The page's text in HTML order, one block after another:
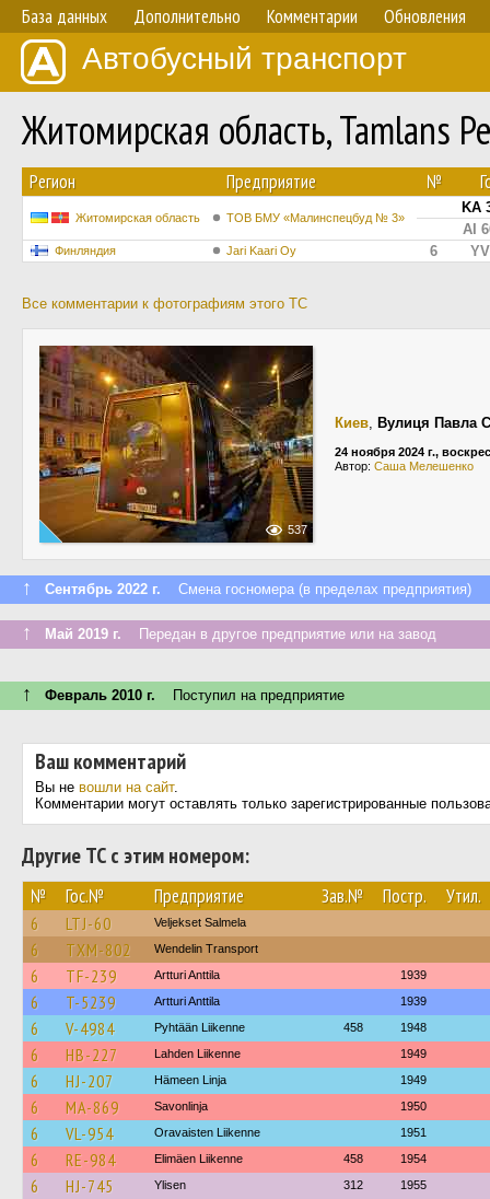
База данных Дополнительно Комментарии Обновления
Автобусный транспорт
Житомирская область, Tamlans
Регион Предприятие №
Житомирская область ТОВ БМУ «Малинспецбуд № 3»
KA
AI
Финляндия Jari Kaari Oy 6
Все комментарии к фотографиям этого ТС
537
Киев, Вулиця Павла
24 ноября 2024 г.,
Автор: Саша Мелешенко
↑ Сентябрь 2022 г. Смена госномера (в пределах предприятия)
↑ Май 2019 г. Передан в другое предприятие или на завод
↑ Февраль 2010 г. Поступил на предприятие
Ваш комментарий
Вы не вошли на сайт.
Комментарии могут оставлять только зарегистрированные
Другие ТС с этим номером:
№ Гос.№ Предприятие Зав.№ Постр. Утил.
6 LTJ-60 Veljekset Salmela
6 TXM-802 Wendelin Transport
6 TF-239 Artturi Anttila 1939
6 T-5239 Artturi Anttila 1939
6 V-4984 Pyhtään Liikenne 458 1948
6 HB-227 Lahden Liikenne 1949
6 HJ-207 Hämeen Linja 1949
6 MA-869 Savonlinja 1950
6 VL-954 Oravaisten Liikenne 1951
6 RE-984 Elimäen Liikenne 458 1954
6 HJ-745 Ylisen 312 1955